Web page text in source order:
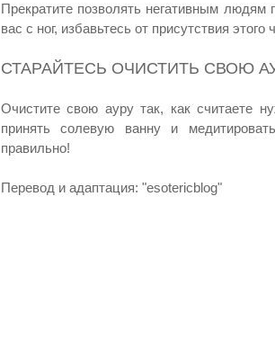
Прекратите позволять негативным людям
вас с ног, избавьтесь от присутствия
СТАРАЙТЕСЬ ОЧИСТИТЬ СВОЮ
Очистите свою ауру так, как считаете
принять солевую ванну и
правильно!
Перевод и адаптация: "esotericblog"